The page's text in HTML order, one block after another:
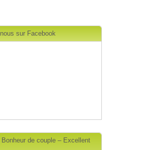
sur Facebook
Bonheur de couple – Excellent